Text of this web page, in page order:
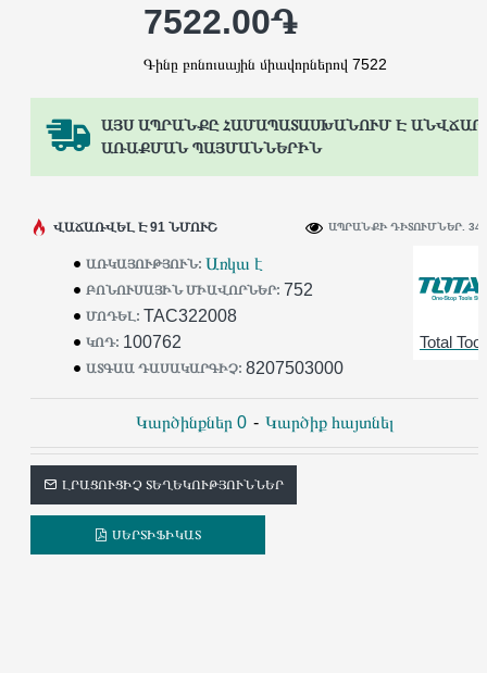
ԱՅՍ ԱՊՐԱՆՔԸ ՀԱՄԱՊԱՏԱՍԽԱՆՈՒՄ Է ԱՆՎՃԱՐ
ԱՌԱՔՄԱՆ ՊԱՅՄԱՆՆԵՐԻՆ
ԱՌԿԱՅՈՒԹՅՈՒՆ: Առկա է
ԲՈՆՈՒՍԱՅԻՆ ՄԻԱՎՈՐՆԵՐ: 752
ՄՈԴԵԼ: TAC322008
ԿՈԴ: 100762
ԱՏԳԱԱ ԴԱՍԱԿԱՐԳԻՉ: 8207503000
Total
ՎԱՃԱՌՎԵԼ Է 91 ՆՄՈՒՇ ԱՊՐԱՆՔԻ ԴԻՏՈՒՄՆԵՐ.
Կարծինքներ 0 - Կարծիք հայտնել
7522.00֏
Գինը բոնուսային միավորներով 7522
ԼՐԱՑՈՒՑԻՉ ՏԵՂԵԿՈՒԹՅՈՒՆՆԵՐ
ՍԵՐՏԻՖԻԿԱՏ